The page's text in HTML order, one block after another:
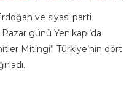
ve siyasi parti
günü Yenikapı’da
Mitingi” Türkiye’nin dört